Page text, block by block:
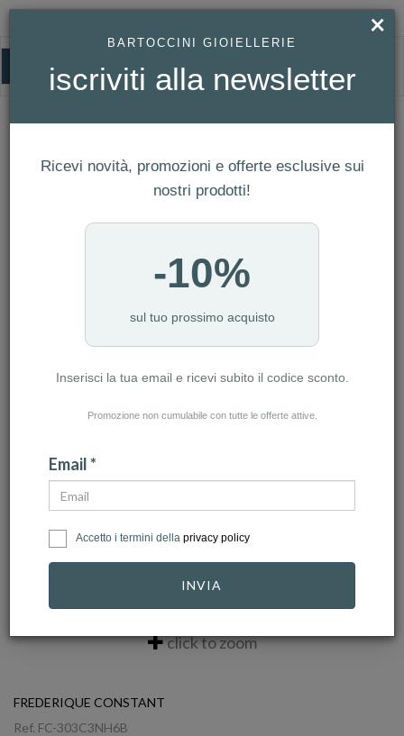
HOMEPAGE
OROLOGIO FREDERIQUE CONSTANT UOMO HIGHLIFE AUTOMATIC
Orologio Frederique Constant Uomo
Highlife Automatic COSC Ref. FC-
303C3NH6B
click to zoom
FREDERIQUE CONSTANT
Ref. FC-303C3NH6B
×
BARTOCCINI GIOIELLERIE
iscriviti alla newsletter
Ricevi novità, promozioni e offerte esclusive sui
nostri prodotti!
-10%
sul tuo prossimo acquisto
Inserisci la tua email e ricevi subito il codice sconto.
Promozione non cumulabile con tutte le offerte attive.
Email *
Accetto i termini della privacy policy
INVIA